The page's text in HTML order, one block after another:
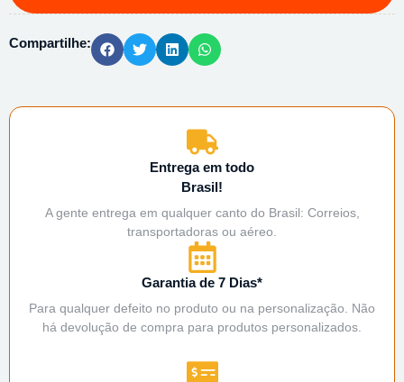
Compartilhe:
Entrega em todo
Brasil!
A gente entrega em qualquer canto do Brasil: Correios,
transportadoras ou aéreo.
Garantia de 7 Dias*
Para qualquer defeito no produto ou na personalização. Não
há devolução de compra para produtos personalizados.